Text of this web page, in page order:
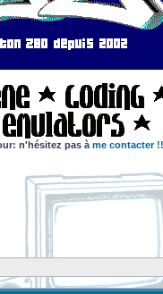
n'hésitez pas à me contacter